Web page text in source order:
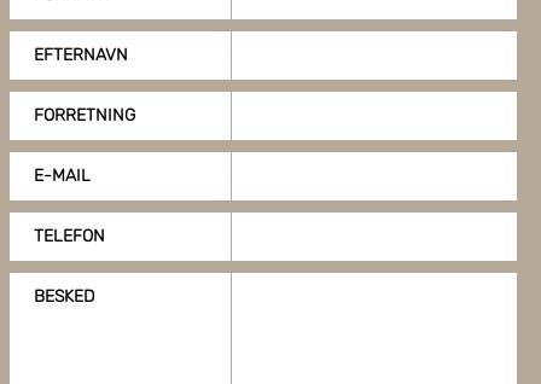
EFTERNAVN
FORRETNING
E-MAIL
TELEFON
BESKED